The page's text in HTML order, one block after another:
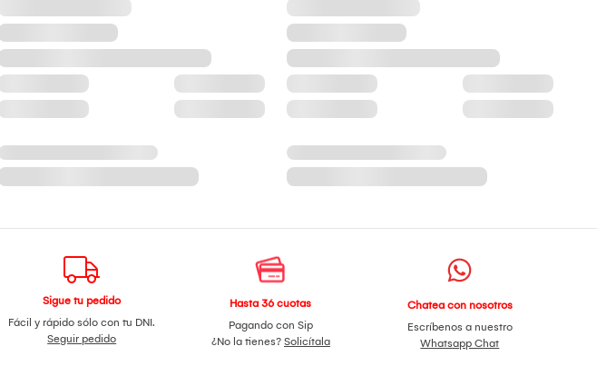
Sigue tu pedido
Fácil y rápido sólo con tu DNI.
Seguir pedido
Hasta 36 cuotas
Pagando con Sip
¿No la tienes? Solicítala
Chatea con nosotros
Escríbenos a nuestro
Whatsapp Chat